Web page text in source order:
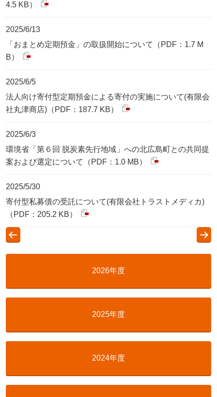
4.5 KB）
2025/6/13
「おまとめ定期預金」の取扱開始について（PDF：1.7 M
B）
2025/6/5
法人向け寄付型定期預金による寄付の実施について(有限会
社丸津商店)（PDF：187.7 KB）
2025/6/3
環境省「第６回 脱炭素先行地域」への北広島町との共同提
案および選定について（PDF：1.0 MB）
2025/5/30
寄付型私募債の受託について(有限会社トラストメディカ)
（PDF：205.2 KB）
2026年度
2025年度
2024年度